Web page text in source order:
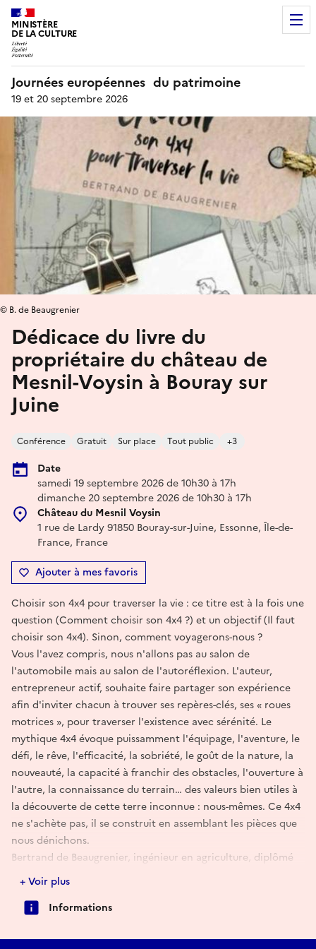
MINISTÈRE
DE LA CULTURE
Journées européennes du patrimoine
19 et 20 septembre 2026
Dédicace du livre du
propriétaire du château de
Mesnil-Voysin à Bouray sur
Juine
Conférence Gratuit Sur place Tout public +3
Date
samedi 19 septembre 2026 de 10h30 à 17h
dimanche 20 septembre 2026 de 10h30 à 17h
Château du Mesnil Voysin
1 rue de Lardy 91850 Bouray-sur-Juine, Essonne, Île-de-
France, France
Ajouter à mes favoris
© B. de Beaugrenier
Choisir son 4x4 pour traverser la vie : ce titre est à la fois une
question (Comment choisir son 4x4 ?) et un objectif (Il faut
choisir son 4x4). Sinon, comment voyagerons-nous ?
Vous l'avez compris, nous n'allons pas au salon de
l'automobile mais au salon de l'autoréflexion. L'auteur,
entrepreneur actif, souhaite faire partager son expérience
afin d'inviter chacun à trouver ses repères-clés, ses « roues
motrices », pour traverser l'existence avec sérénité. Le
mythique 4x4 évoque puissamment l'équipage, l'aventure, le
défi, le rêve, l'efficacité, la sobriété, le goût de la nature, la
nouveauté, la capacité à franchir des obstacles, l'ouverture à
l'autre, la connaissance du terrain… des valeurs bien utiles à
la découverte de cette terre inconnue : nous-mêmes. Ce 4x4
ne s'achète pas, il se construit en assemblant les pièces que
nous dénichons.
Bertrand de Beaugrenier, ingénieur en agriculture, diplômé
de l'Essec, est chef d'entreprise dans le domaine de
l'immobilier. Aujourd'hui grand-père, il est passionné par le
patrimoine et la transmission. Il est notamment propriétaire
historiques en France sur lequel travaillent 8 compagnons à
+ Voir plus
Informations